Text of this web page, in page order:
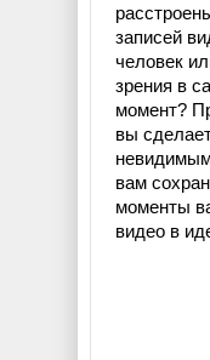
записей
человек
зрения в
момент?
вы
вам
моменты
видео в